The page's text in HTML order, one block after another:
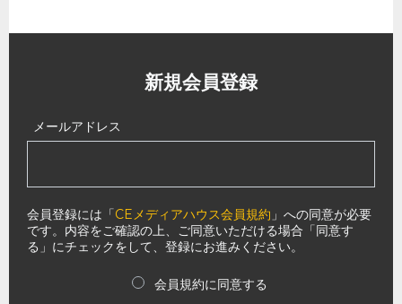
新規会員登録
メールアドレス
会員登録には「CEメディアハウス会員規約 」への同意が必要
です。内容をご確認の上、ご同意いただける場合「同意す
る」にチェックをして、登録にお進みください。
会員規約に同意する